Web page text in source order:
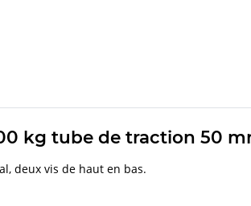
kg tube de traction 50
deux vis de haut en bas.